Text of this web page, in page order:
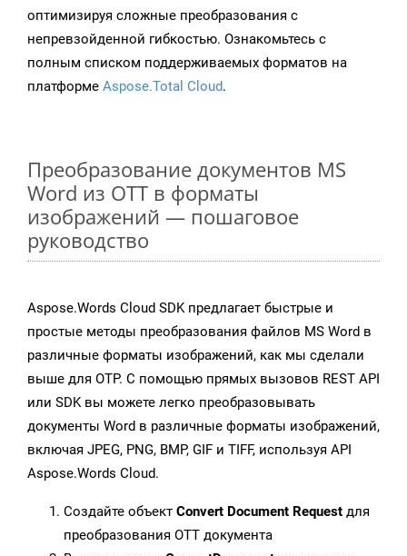
оптимизируя сложные преобразования с
непревзойденной гибкостью. Ознакомьтесь с
полным списком поддерживаемых форматов на
платформе Aspose.Total Cloud.
Преобразование документов MS
Word из OTT в форматы
изображений — пошаговое
руководство
Aspose.Words Cloud SDK предлагает быстрые и
простые методы преобразования файлов MS Word в
различные форматы изображений, как мы сделали
выше для OTP. С помощью прямых вызовов REST API
или SDK вы можете легко преобразовывать
документы Word в различные форматы изображений,
включая JPEG, PNG, BMP, GIF и TIFF, используя API
Aspose.Words Cloud.
Создайте объект Convert Document Request для
преобразования OTT документа